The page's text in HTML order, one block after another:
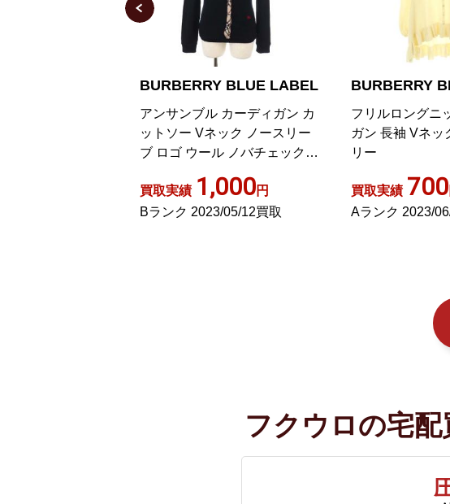
BURBERRY BLUE LABEL
フリルロングニットカーディ
ガン 長袖 Vネック 38 アイボ
リー
買取実績 700円
Aランク 2023/06/17買取
burberrys
ヴィンテージ
ディガン 40 ピ
買取実績
ABランク 2025/
フクウロの宅